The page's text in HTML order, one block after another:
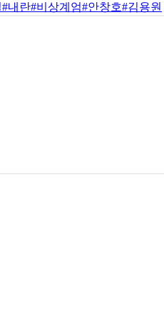
#내란#비상계엄#안창호#김용원